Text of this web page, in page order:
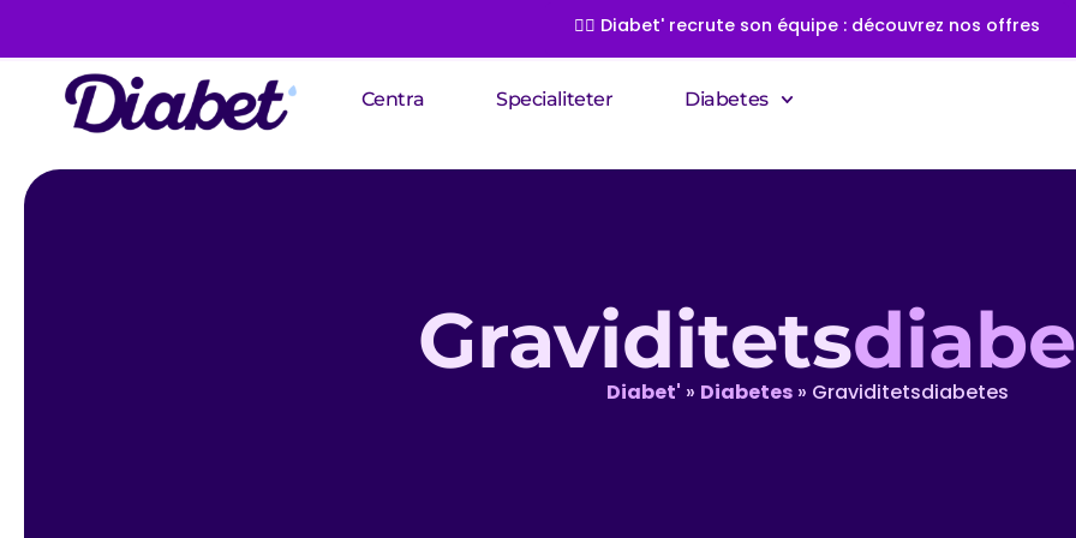
👩‍⚕️ Diabet' recrute son équipe : découvrez nos offres
Centra Specialiteter Diabetes
Graviditets
Diabet' » Diabetes» Graviditetsdiabetes